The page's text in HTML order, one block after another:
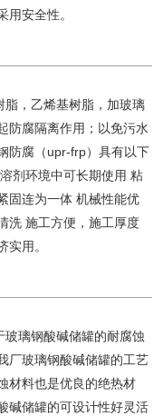
安全性。
脂，乙烯基树脂，加玻璃
防腐隔离作用；以免污水
防腐（upr-frp）具有以下
剂环境中可长期使用 粘
固连为一体 机械性能优
洗 施工方便，施工厚度
实用。
璃钢酸碱储罐的耐腐蚀
厂玻璃钢酸碱储罐的工艺
材料也是优良的绝热材
碱储罐的可设计性好灵活